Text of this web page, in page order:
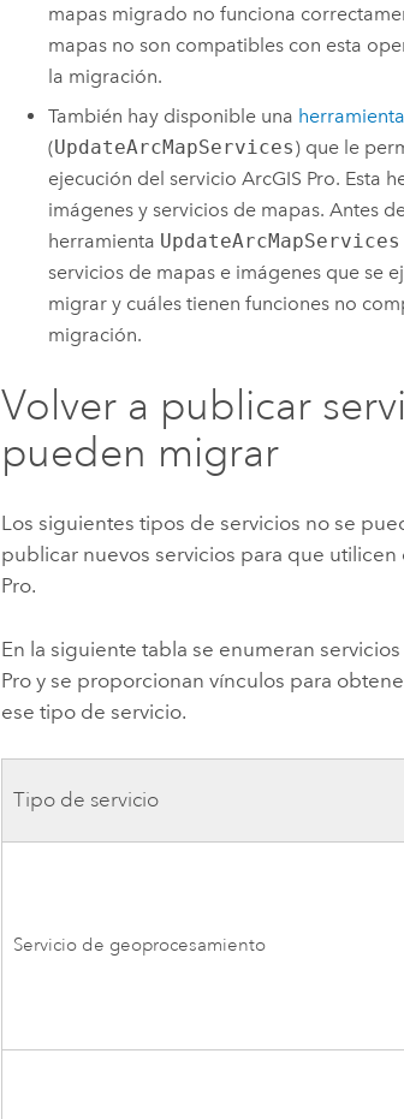
mapas migrado no funciona
mapas no son compatibles con esta
la migración.
También hay disponible una
(UpdateArcMapServices) que le
ejecución del servicio ArcGIS Pro. Esta
imágenes y servicios de mapas. Antes
herramienta UpdateArcMapServices
servicios de mapas e imágenes que se
migrar y cuáles tienen funciones no
migración.
Volver a publicar
pueden migrar
Los siguientes tipos de servicios no se
publicar nuevos servicios para que
Pro.
En la siguiente tabla se enumeran
Pro y se proporcionan vínculos para
ese tipo de servicio.
Tipo de servicio
Servicio de geoprocesamiento